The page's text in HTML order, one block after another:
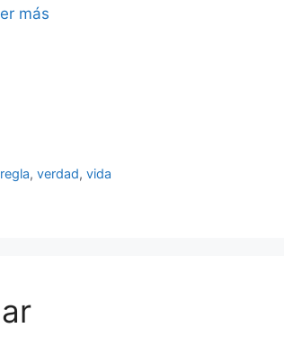
más
regla,verdad,vida